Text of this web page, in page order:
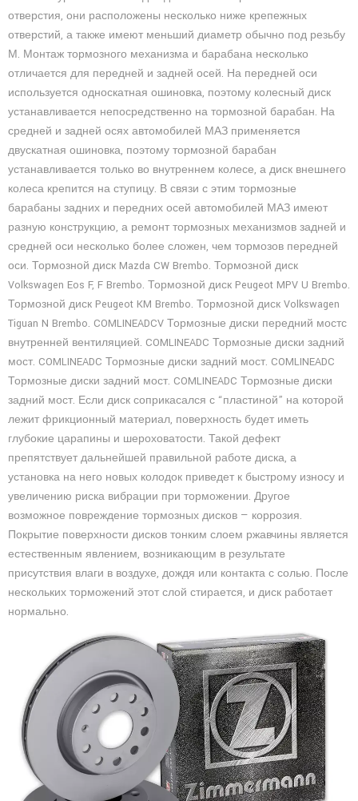
отверстия, они расположены несколько ниже крепежных
отверстий, а также имеют меньший диаметр обычно под резьбу
М. Монтаж тормозного механизма и барабана несколько
отличается для передней и задней осей. На передней оси
используется односкатная ошиновка, поэтому колесный диск
устанавливается непосредственно на тормозной барабан. На
средней и задней осях автомобилей МАЗ применяется
двускатная ошиновка, поэтому тормозной барабан
устанавливается только во внутреннем колесе, а диск внешнего
колеса крепится на ступицу. В связи с этим тормозные
барабаны задних и передних осей автомобилей МАЗ имеют
разную конструкцию, а ремонт тормозных механизмов задней и
средней оси несколько более сложен, чем тормозов передней
оси. Тормозной диск Mazda CW Brembo. Тормозной диск
Volkswagen Eos F, F Brembo. Тормозной диск Peugeot MPV U Brembo.
Тормозной диск Peugeot KM Brembo. Тормозной диск Volkswagen
Tiguan N Brembo. COMLINEADCV Тормозные диски передний мостс
внутренней вентиляцией. COMLINEADC Тормозные диски задний
мост. COMLINEADC Тормозные диски задний мост. COMLINEADC
Тормозные диски задний мост. COMLINEADC Тормозные диски
задний мост. Если диск соприкасался с “пластиной” на которой
лежит фрикционный материал, поверхность будет иметь
глубокие царапины и шероховатости. Такой дефект
препятствует дальнейшей правильной работе диска, а
установка на него новых колодок приведет к быстрому износу и
увеличению риска вибрации при торможении. Другое
возможное повреждение тормозных дисков — коррозия.
Покрытие поверхности дисков тонким слоем ржавчины является
естественным явлением, возникающим в результате
присутствия влаги в воздухе, дождя или контакта с солью. После
нескольких торможений этот слой стирается, и диск работает
нормально.